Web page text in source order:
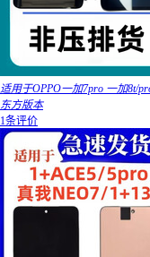
适用于OPPO一加7pro 一加8t/
东方版本
1条评价